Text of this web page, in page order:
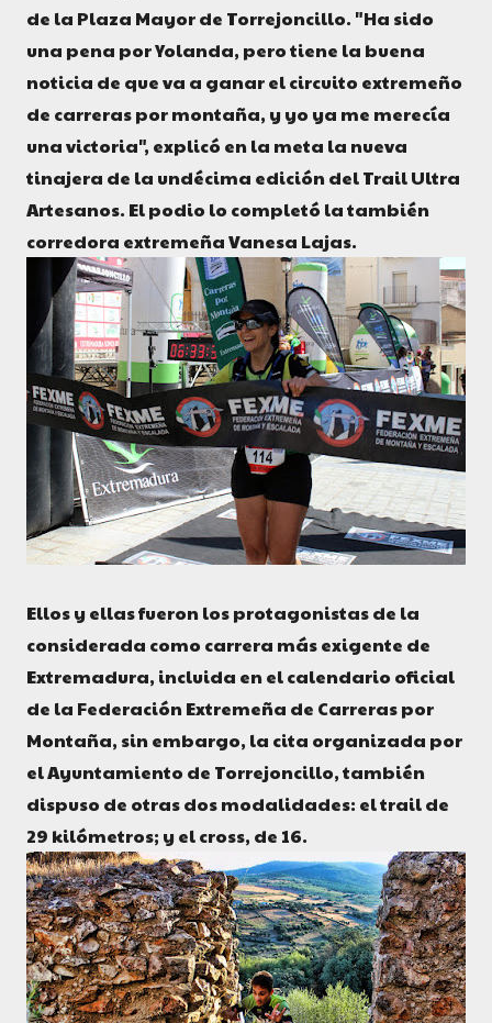
de la Plaza Mayor de Torrejoncillo. "Ha sido
una pena por Yolanda, pero tiene la buena
noticia de que va a ganar el circuito extremeño
de carreras por montaña, y yo ya me merecía
una victoria", explicó en la meta la nueva
tinajera de la undécima edición del Trail Ultra
Artesanos. El podio lo completó la también
corredora extremeña Vanesa Lajas.
Ellos y ellas fueron los protagonistas de la
considerada como carrera más exigente de
Extremadura, incluida en el calendario oficial
de la Federación Extremeña de Carreras por
Montaña, sin embargo, la cita organizada por
el Ayuntamiento de Torrejoncillo, también
dispuso de otras dos modalidades: el trail de
29 kilómetros; y el cross, de 16.